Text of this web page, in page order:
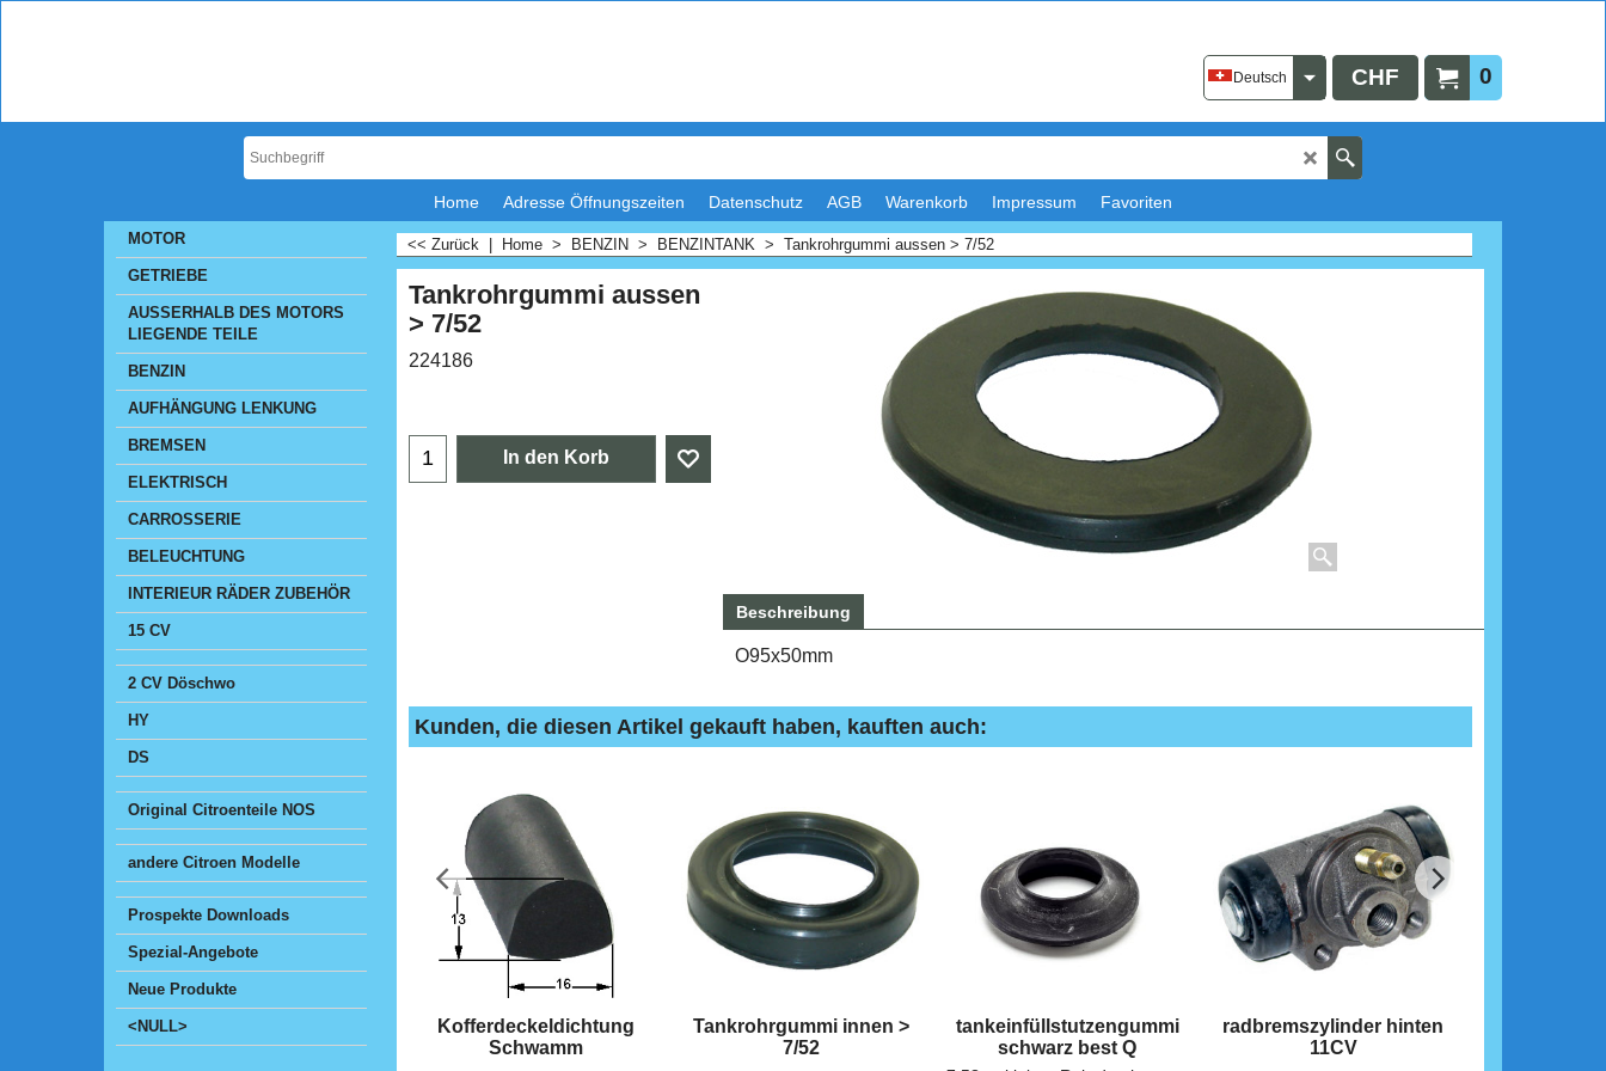
0
CHF
Deutsch
Home Adresse Öffnungszeiten Datenschutz AGB Warenkorb Impressum Favoriten
MOTOR
GETRIEBE
AUSSERHALB DES MOTORS
LIEGENDE TEILE
BENZIN
AUFHÄNGUNG LENKUNG
BREMSEN
ELEKTRISCH
CARROSSERIE
BELEUCHTUNG
INTERIEUR RÄDER ZUBEHÖR
15 CV
2 CV Döschwo
HY
DS
Original Citroenteile NOS
andere Citroen Modelle
Prospekte Downloads
Spezial-Angebote
Neue Produkte
<NULL>
<< Zurück Home > BENZIN > BENZINTANK > Tankrohrgummi aussen > 7/52
Tankrohrgummi aussen
> 7/52
224186
In den Korb
Beschreibung
O95x50mm
Kunden, die diesen Artikel gekauft haben, kauften auch:
Kofferdeckeldichtung
Schwamm
Tankrohrgummi innen >
7/52
tankeinfüllstutzengummi
schwarz best Q
radbremszylinder hinten
11CV